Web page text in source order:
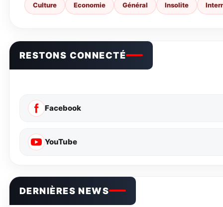
Culture Economie Général Insolite
RESTONS CONNECTÉ
Facebook
YouTube
DERNIÈRES NEWS